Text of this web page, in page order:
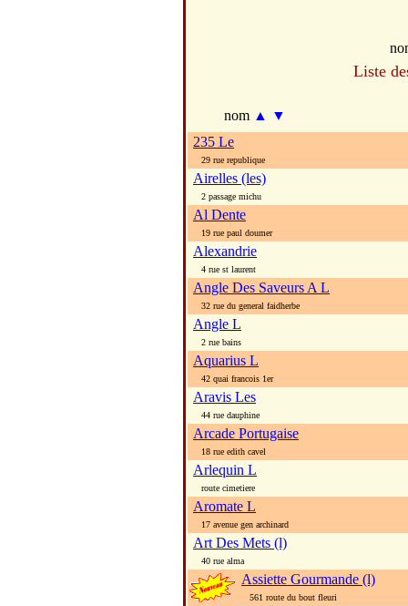
Liste
nom ▲
▼
235 Le
29 rue republique
Airelles (les)
2 passage michu
Al Dente
19 rue paul doumer
Alexandrie
4 rue st laurent
Angle Des Saveurs A L
32 rue du general faidherbe
Angle L
2 rue bains
Aquarius L
42 quai francois 1er
Aravis Les
44 rue dauphine
Arcade Portugaise
18 rue edith cavel
Arlequin L
route cimetiere
Aromate L
17 avenue gen archinard
Art Des Mets (l)
40 rue alma
Assiette Gourmande (l)
561 route du bout fleuri